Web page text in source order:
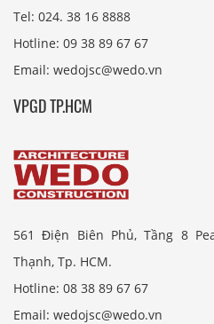
Tel: 024. 38 16 8888
Hotline: 09 38 89 67 67
Email: wedojsc@wedo.vn
VPGD TP.HCM
561 Điện Biên Phủ, Tầng 8
Thạnh, Tp. HCM.
Hotline: 08 38 89 67 67
Email: wedojsc@wedo.vn